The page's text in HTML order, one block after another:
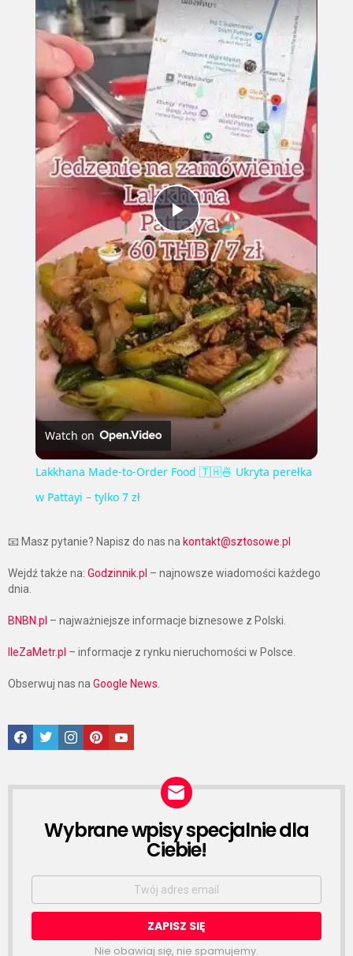
Play
Video
Watch on
Lakkhana Made-to-Order Food 🇹🇭🍜 Ukryta perełka
w Pattayi – tylko 7 zł
📧 Masz pytanie? Napisz do nas na kontakt@sztosowe.pl
Wejdź także na: Godzinnik.pl – najnowsze wiadomości każdego
dnia.
BNBN.pl – najważniejsze informacje biznesowe z Polski.
IleZaMetr.pl – informacje z rynku nieruchomości w Polsce.
Obserwuj nas na Google News
Facebook
TwitterInstagramPinterestGoogle News
NEWSLETTER
Wybrane wpisy specjalnie dla
Ciebie!
Email
Nie obawiaj się, nie spamujemy.